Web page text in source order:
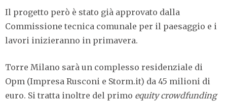
Il progetto però è stato già approvato dalla
Commissione tecnica comunale per il paesaggio e i
lavori inizieranno in primavera.
Torre Milano sarà un complesso residenziale di
Opm (Impresa Rusconi e Storm.it) da 45 milioni di
euro. Si tratta inoltre del primo equity crowdfunding